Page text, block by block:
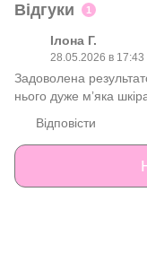
Відгуки 1
Ілона Г.
28.05.2026 в 17:43
Задоволена
нього дуже мʼяка
Відповісти